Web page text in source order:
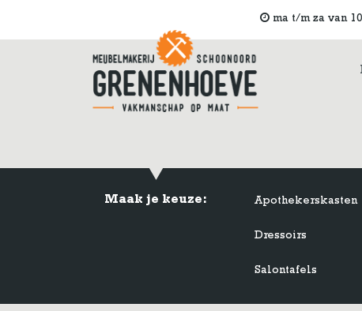
ma t/m za van
Maak je keuze: Apothekerskasten
Dressoirs
Salontafels